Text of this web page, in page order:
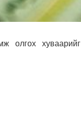
олгох хуваарийг